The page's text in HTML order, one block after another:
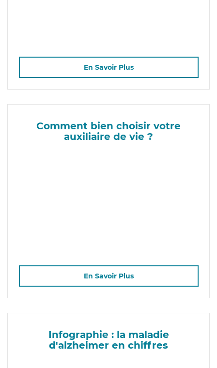
En Savoir Plus
Comment bien choisir votre
auxiliaire de vie ?
En Savoir Plus
Infographie : la maladie
d'alzheimer en chiffres